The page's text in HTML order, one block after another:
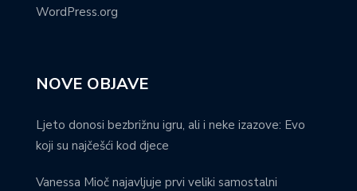
WordPress.org
NOVE OBJAVE
Ljeto donosi bezbrižnu igru, ali i neke izazove: Evo
koji su najčešći kod djece
Vanessa Mioč najavljuje prvi veliki samostalni